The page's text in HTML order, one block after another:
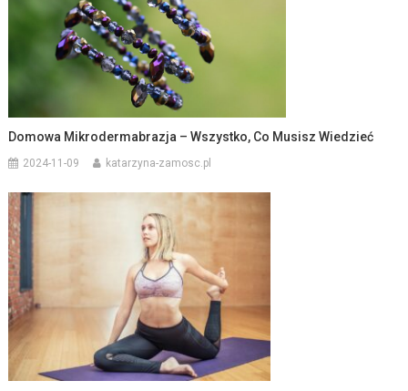
Domowa Mikrodermabrazja – Wszystko, Co Musisz Wiedzieć
2024-11-09 katarzyna-zamosc.pl